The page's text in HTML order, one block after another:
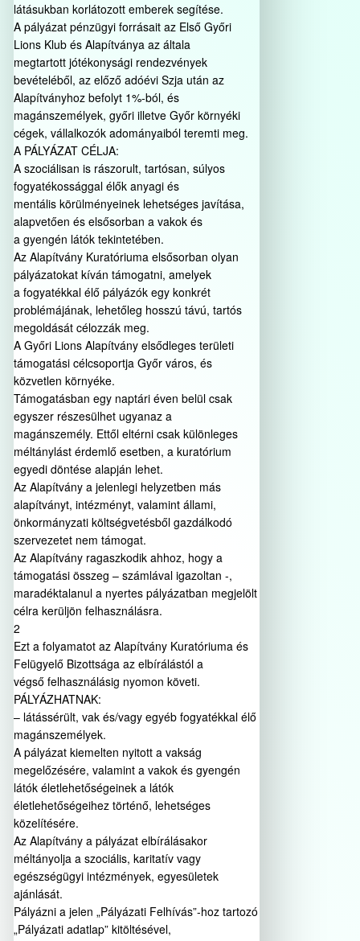
látásukban korlátozott emberek segítése.
A pályázat pénzügyi forrásait az Első Győri
Lions Klub és Alapítványa az általa
megtartott jótékonysági rendezvények
bevételéből, az előző adóévi Szja után az
Alapítványhoz befolyt 1%-ból, és
magánszemélyek, győri illetve Győr környéki
cégek, vállalkozók adományaiból teremti meg.
A PÁLYÁZAT CÉLJA:
A szociálisan is rászorult, tartósan, súlyos
fogyatékossággal élők anyagi és
mentális körülményeinek lehetséges javítása,
alapvetően és elsősorban a vakok és
a gyengén látók tekintetében.
Az Alapítvány Kuratóriuma elsősorban olyan
pályázatokat kíván támogatni, amelyek
a fogyatékkal élő pályázók egy konkrét
problémájának, lehetőleg hosszú távú, tartós
megoldását célozzák meg.
A Győri Lions Alapítvány elsődleges területi
támogatási célcsoportja Győr város, és
közvetlen környéke.
Támogatásban egy naptári éven belül csak
egyszer részesülhet ugyanaz a
magánszemély. Ettől eltérni csak különleges
méltánylást érdemlő esetben, a kuratórium
egyedi döntése alapján lehet.
Az Alapítvány a jelenlegi helyzetben más
alapítványt, intézményt, valamint állami,
önkormányzati költségvetésből gazdálkodó
szervezetet nem támogat.
Az Alapítvány ragaszkodik ahhoz, hogy a
támogatási összeg – számlával igazoltan -,
maradéktalanul a nyertes pályázatban megjelölt
célra kerüljön felhasználásra.
2
Ezt a folyamatot az Alapítvány Kuratóriuma és
Felügyelő Bizottsága az elbírálástól a
végső felhasználásig nyomon követi.
PÁLYÁZHATNAK:
– látássérült, vak és/vagy egyéb fogyatékkal élő
magánszemélyek.
A pályázat kiemelten nyitott a vakság
megelőzésére, valamint a vakok és gyengén
látók életlehetőségeinek a látók
életlehetőségeihez történő, lehetséges
közelítésére.
Az Alapítvány a pályázat elbírálásakor
méltányolja a szociális, karitatív vagy
egészségügyi intézmények, egyesületek
ajánlását.
Pályázni a jelen „Pályázati Felhívás”-hoz tartozó
„Pályázati adatlap” kitöltésével,